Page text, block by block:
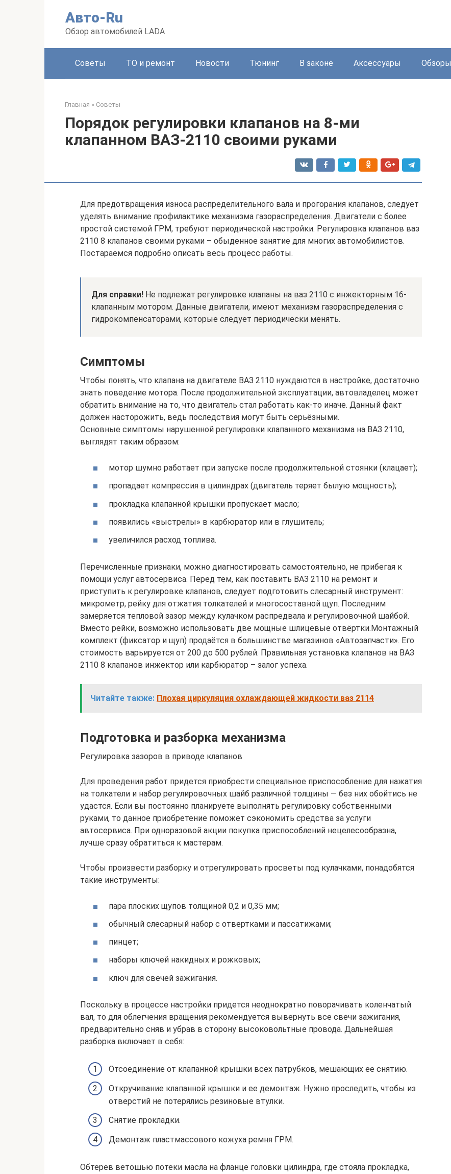
Авто-Ru
Обзор автомобилей LADA
Советы ТО и ремонт Новости Тюнинг В законе Аксессуары Обзоры
Главная » Советы
Порядок регулировки клапанов на 8-ми
клапанном ВАЗ-2110 своими руками
Для предотвращения износа распределительного вала и прогорания клапанов, следует
уделять внимание профилактике механизма газораспределения. Двигатели с более
простой системой ГРМ, требуют периодической настройки. Регулировка клапанов ваз
2110 8 клапанов своими руками – обыденное занятие для многих автомобилистов.
Постараемся подробно описать весь процесс работы.
Для справки! Не подлежат регулировке клапаны на ваз 2110 с инжекторным 16-
клапанным мотором. Данные двигатели, имеют механизм газораспределения с
гидрокомпенсаторами, которые следует периодически менять.
Симптомы
Чтобы понять, что клапана на двигателе ВАЗ 2110 нуждаются в настройке, достаточно
знать поведение мотора. После продолжительной эксплуатации, автовладелец может
обратить внимание на то, что двигатель стал работать как-то иначе. Данный факт
должен насторожить, ведь последствия могут быть серьёзными.
Основные симптомы нарушенной регулировки клапанного механизма на ВАЗ 2110,
выглядят таким образом:
мотор шумно работает при запуске после продолжительной стоянки (клацает);
пропадает компрессия в цилиндрах (двигатель теряет былую мощность);
прокладка клапанной крышки пропускает масло;
появились «выстрелы» в карбюратор или в глушитель;
увеличился расход топлива.
Перечисленные признаки, можно диагностировать самостоятельно, не прибегая к
помощи услуг автосервиса. Перед тем, как поставить ВАЗ 2110 на ремонт и
приступить к регулировке клапанов, следует подготовить слесарный инструмент:
микрометр, рейку для отжатия толкателей и многосоставной щуп. Последним
замеряется тепловой зазор между кулачком распредвала и регулировочной шайбой.
Вместо рейки, возможно использовать две мощные шлицевые отвёртки.Монтажный
комплект (фиксатор и щуп) продаётся в большинстве магазинов «Автозапчасти». Его
стоимость варьируется от 200 до 500 рублей. Правильная установка клапанов на ВАЗ
2110 8 клапанов инжектор или карбюратор – залог успеха.
Читайте также: Плохая циркуляция охлаждающей жидкости ваз 2114
Подготовка и разборка механизма
Регулировка зазоров в приводе клапанов
Для проведения работ придется приобрести специальное приспособление для нажатия
на толкатели и набор регулировочных шайб различной толщины — без них обойтись не
удастся. Если вы постоянно планируете выполнять регулировку собственными
руками, то данное приобретение поможет сэкономить средства за услуги
автосервиса. При одноразовой акции покупка приспособлений нецелесообразна,
лучше сразу обратиться к мастерам.
Чтобы произвести разборку и отрегулировать просветы под кулачками, понадобятся
такие инструменты:
пара плоских щупов толщиной 0,2 и 0,35 мм;
обычный слесарный набор с отвертками и пассатижами;
пинцет;
наборы ключей накидных и рожковых;
ключ для свечей зажигания.
Поскольку в процессе настройки придется неоднократно поворачивать коленчатый
вал, то для облегчения вращения рекомендуется вывернуть все свечи зажигания,
предварительно сняв и убрав в сторону высоковольтные провода. Дальнейшая
разборка включает в себя:
Отсоединение от клапанной крышки всех патрубков, мешающих ее снятию.
Откручивание клапанной крышки и ее демонтаж. Нужно проследить, чтобы из
отверстий не потерялись резиновые втулки.
Снятие прокладки.
Демонтаж пластмассового кожуха ремня ГРМ.
Обтерев ветошью потеки масла на фланце головки цилиндра, где стояла прокладка,